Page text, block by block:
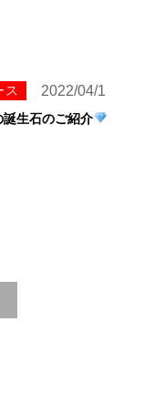
ス 2022/04/1
誕生石のご紹介